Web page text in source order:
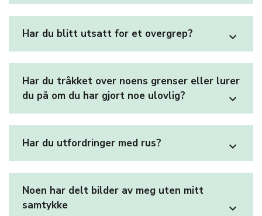
Har du blitt utsatt for et overgrep? expand_more
Har du tråkket over noens grenser eller lurer
du på om du har gjort noe ulovlig?
expand_more
Har du utfordringer med rus? expand_more
Noen har delt bilder av meg uten mitt
samtykke
expand_more